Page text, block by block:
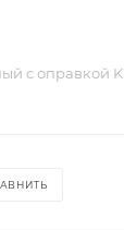
с оправкой